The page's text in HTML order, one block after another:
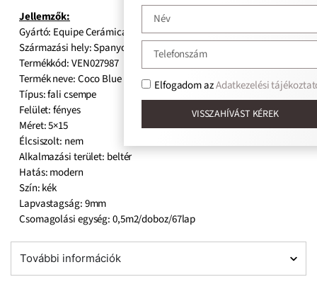
Jellemzők:
Gyártó: Equipe Cerámicas
Származási hely: Spanyol
Termékkód: VEN027987
Termék neve: Coco Blue Grass
Típus: fali csempe
Felület: fényes
Méret: 5×15
Élcsiszolt: nem
Alkalmazási terület: beltér
Hatás: modern
Szín: kék
Lapvastagság: 9mm
Csomagolási egység: 0,5m2/doboz/67lap
További információk
Elfogadom azAdatkezelési
VISSZAHÍVÁST KÉREK